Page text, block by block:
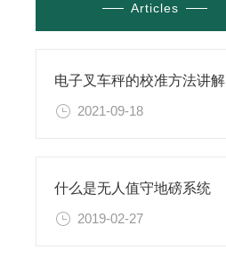
Articles
电子叉车秤的校准方法讲解
2021-09-18
什么是无人值守地磅系统
2019-02-27